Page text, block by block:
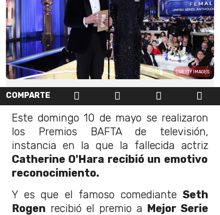
GETTY IMAGES
COMPARTE
Este domingo 10 de mayo se realizaron
los Premios BAFTA de televisión,
instancia en la que la fallecida actriz
Catherine O'Hara recibió un emotivo
reconocimiento.
Y es que el famoso comediante Seth
Rogen recibió el premio a Mejor Serie